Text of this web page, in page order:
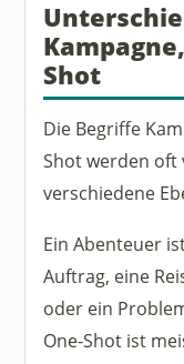
Shot
Die Begriffe
Shot werden
verschiedene
Ein Abenteuer
Auftrag, eine
oder ein
One-Shot ist